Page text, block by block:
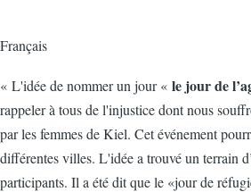
Français
« L'idée de nommer un jour « le jour de
rappeler à tous de l'injustice dont nous
par les femmes de Kiel. Cet événement
différentes villes. L'idée a trouvé un terrain
participants. Il a été dit que le «jour de